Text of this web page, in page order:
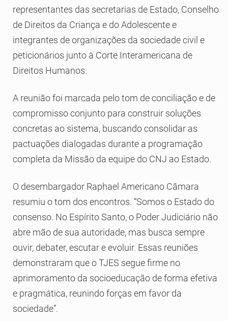
representantes das secretarias de Estado, Conselho
de Direitos da Criança e do Adolescente e
integrantes de organizações da sociedade civil e
peticionários junto à Corte Interamericana de
Direitos Humanos.
A reunião foi marcada pelo tom de conciliação e de
compromisso conjunto para construir soluções
concretas ao sistema, buscando consolidar as
pactuações dialogadas durante a programação
completa da Missão da equipe do CNJ ao Estado.
O desembargador Raphael Americano Câmara
resumiu o tom dos encontros. “Somos o Estado do
consenso. No Espírito Santo, o Poder Judiciário não
abre mão de sua autoridade, mas busca sempre
ouvir, debater, escutar e evoluir. Essas reuniões
demonstraram que o TJES segue firme no
aprimoramento da socioeducação de forma efetiva
e pragmática, reunindo forças em favor da
sociedade”.